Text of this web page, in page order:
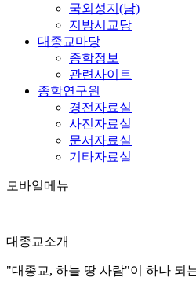
국외성지(남)
지방시교당
대종교마당
종학정보
관련사이트
종학연구원
경전자료실
사진자료실
문서자료실
기타자료실
모바일메뉴
대종교소개
"대종교, 하늘 땅 사람"이 하나 되